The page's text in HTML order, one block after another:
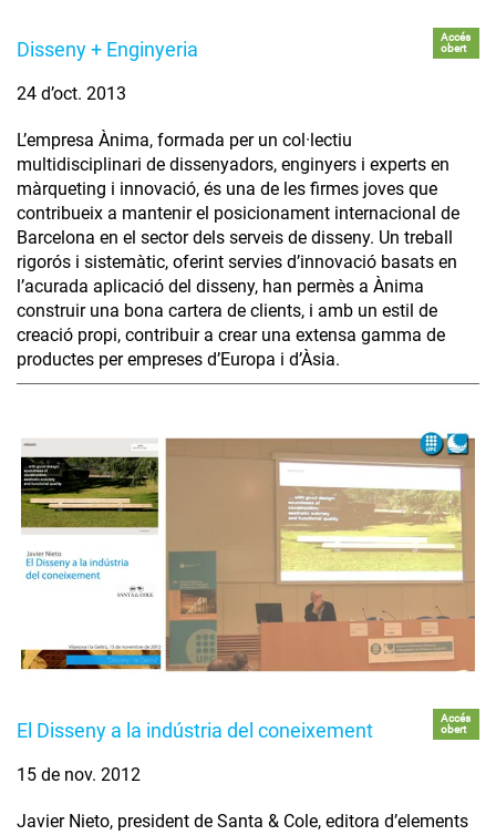
Disseny + Enginyeria
Accés
obert
24 d’oct. 2013
L’empresa Ànima, formada per un col·lectiu
multidisciplinari de dissenyadors, enginyers i experts en
màrqueting i innovació, és una de les firmes joves que
contribueix a mantenir el posicionament internacional de
Barcelona en el sector dels serveis de disseny. Un treball
rigorós i sistemàtic, oferint servies d’innovació basats en
l’acurada aplicació del disseny, han permès a Ànima
construir una bona cartera de clients, i amb un estil de
creació propi, contribuir a crear una extensa gamma de
productes per empreses d’Europa i d’Àsia.
El Disseny a la indústria del coneixement
Accés
obert
15 de nov. 2012
Javier Nieto, president de Santa & Cole, editora d’elements